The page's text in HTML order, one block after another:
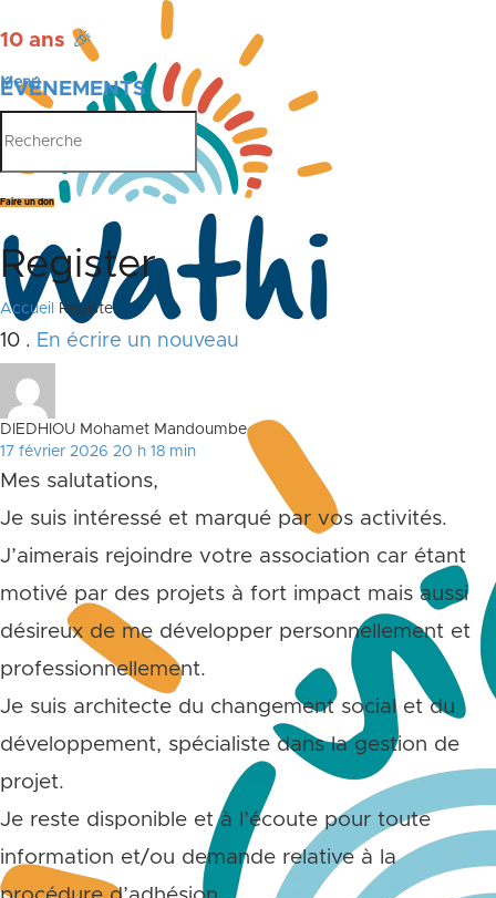
10 ans 🎉
ÉVÉNEMENTS
PUBLICATIONS
Menu
Faire un don
Register
Accueil Register
10 Commentaires
. En écrire un nouveau
DIEDHIOU Mohamet Mandoumbe
17 février 2026 20 h 18 min
Mes salutations,
Je suis intéressé et marqué par vos activités.
J’aimerais rejoindre votre association car étant
motivé par des projets à fort impact mais aussi
désireux de me développer personnellement et
professionnellement.
Je suis architecte du changement social et du
développement, spécialiste dans la gestion de
projet.
Je reste disponible et à l’écoute pour toute
information et/ou demande relative à la